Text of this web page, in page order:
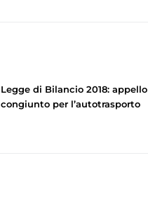
Legge di Bilancio 2018: appello
congiunto per l’autotrasporto